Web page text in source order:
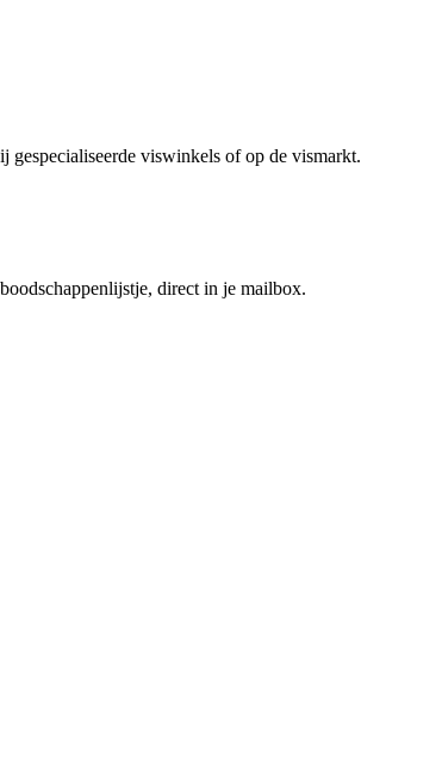
viswinkels of op de vismarkt.
direct in je mailbox.